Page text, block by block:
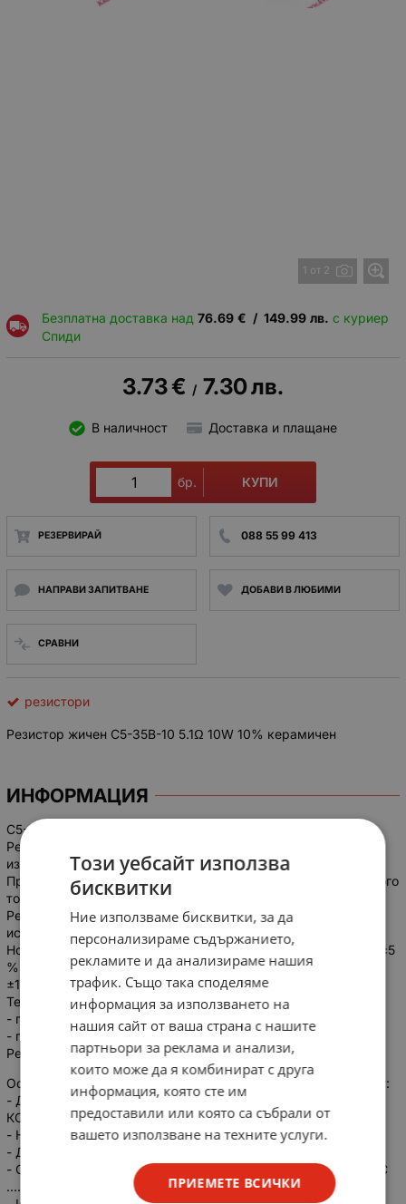
1 от 2
Безплатна доставка над 76.69 € / 149.99 лв. с куриер
Спиди
3.73€ / 7.30лв.
В наличност Доставка и плащане
бр. КУПИ
РЕЗЕРВИРАЙ 088 55 99 413
НАПРАВИ ЗАПИТВАНЕ ДОБАВИ В ЛЮБИМИ
СРАВНИ
резистори
Резистор жичен С5-35В-10 5.1Ω 10W 10% керамичен
ИНФОРМАЦИЯ
С5-35В 10Вт
Резисторы С5-35В 10 Вт постоянные проволочные,
изолированные для навесного монтажа.
Предназначен для работы в цепях постоянного и переменного
токов радиоэлектронной аппаратуры.
Резисторы изготавливаются во всеклиматическом
исполнении В.
Номинальное сопротивление с допускаемым отклонением ±5
% соответствует ряду Е24, а с допускаемым отклонением
±10 % ряду Е12.
Технические условия:
- приемка "ОТК" ОЖ0.467.551 ТУ;
- приемка "ПЗ" ОЖ0.467.541 ТУ.
Резисторы С5-35В являются аналогами резисторов ПЭВ.
Основные технические параметры резисторов С5-35В 10 Вт:
- Диапазон номинальных сопротивлений ...... 1,0 Ом... 10,0
КОм;
- Номинальная мощность ...... 10 Вт;
- Допускаемые отклонения сопротивлений ...... ±5; ±10 %;
- Относительная влажность окружающего воздуха при 35°С
...... 98 %;
Този уебсайт използва
бисквитки
Ние използваме бисквитки, за да
персонализираме съдържанието,
рекламите и да анализираме нашия
трафик. Също така споделяме
информация за използването на
нашия сайт от ваша страна с нашите
партньори за реклама и анализи,
които може да я комбинират с друга
информация, която сте им
предоставили или която са събрали от
вашето използване на техните услуги.
ПРИЕМЕТЕ ВСИЧКИ